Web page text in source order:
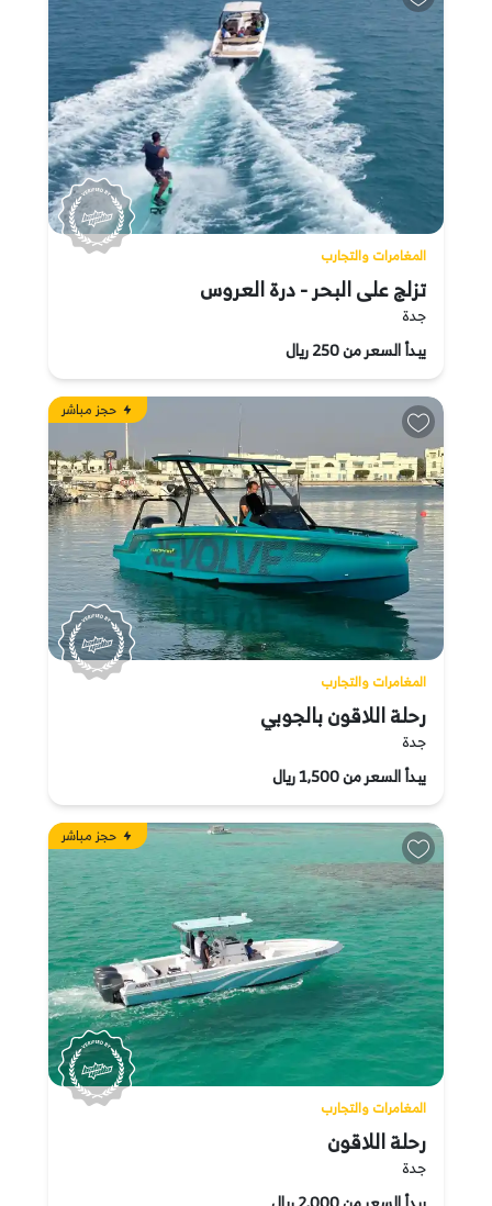
المغامرات والتجارب
تزلج على البحر - درة العروس
جدة
يبدأ السعر من 250 ريال
حجز مباشر
المغامرات والتجارب
رحلة اللاقون بالجوبي
جدة
يبدأ السعر من 1,500 ريال
حجز مباشر
المغامرات والتجارب
رحلة اللاقون
جدة